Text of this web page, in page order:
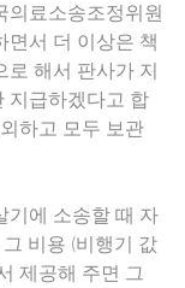
의료소송조정위원
면서 더 이상은 책
해서 판사가 지
지급하겠다고 합
하고 모두 보관
기에 소송할 때 자
비용 (비행기 값
제공해 주면 그